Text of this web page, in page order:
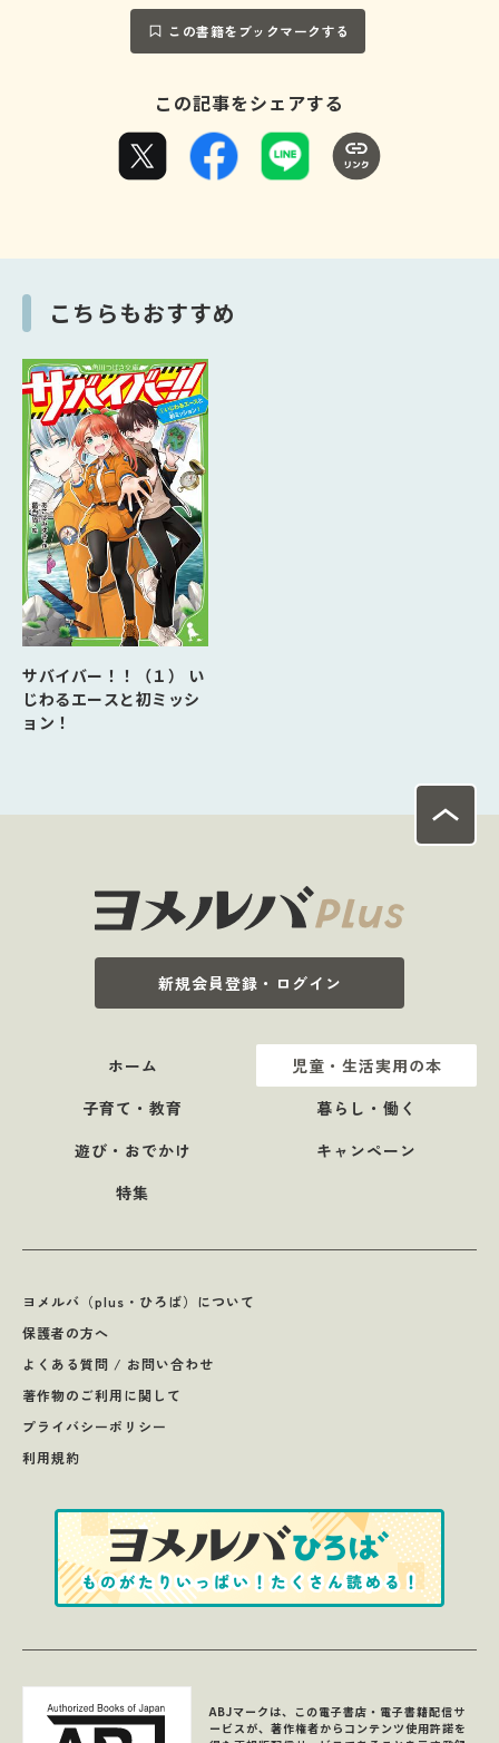
この書籍をブックマークする
この記事をシェアする
こちらもおすすめ
サバイバー！！（１） い
じわるエースと初ミッシ
ョン！
新規会員登録・ログイン
ホーム
児童・生活実用の本
子育て・教育
暮らし・働く
遊び・おでかけ
キャンペーン
特集
ヨメルバ（plus・ひろば）について
保護者の方へ
よくある質問 / お問い合わせ
著作物のご利用に関して
プライバシーポリシー
利用規約
ABJマークは、この電子書店・電子書籍配信サ
ービスが、著作権者からコンテンツ使用許諾を